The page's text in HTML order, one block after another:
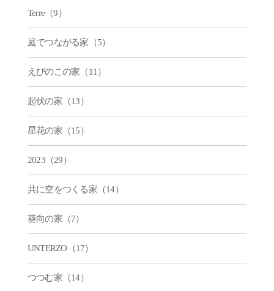
Terre（9）
庭でつながる家（5）
えびのこの家（11）
起伏の家（13）
星花の家（15）
2023（29）
共に空をつくる家（14）
葵向の家（7）
UNTERZO（17）
つつむ家（14）